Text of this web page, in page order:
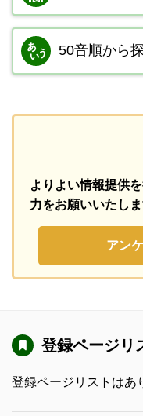
50音順から
よりよい情報提供を
力をお願いいたしま
アン
登録ページリ
登録ページリストはあ